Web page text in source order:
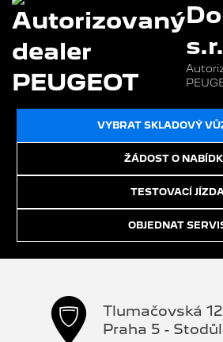
VYBRAT SKLADOVÝ
ŽÁDOST O
TESTOVACÍ
OBJEDNAT
Tlumačovská
Praha 5 -